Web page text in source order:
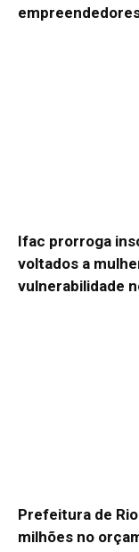
Ifac prorroga
voltados a
vulnerabilidade
Prefeitura de
milhões no